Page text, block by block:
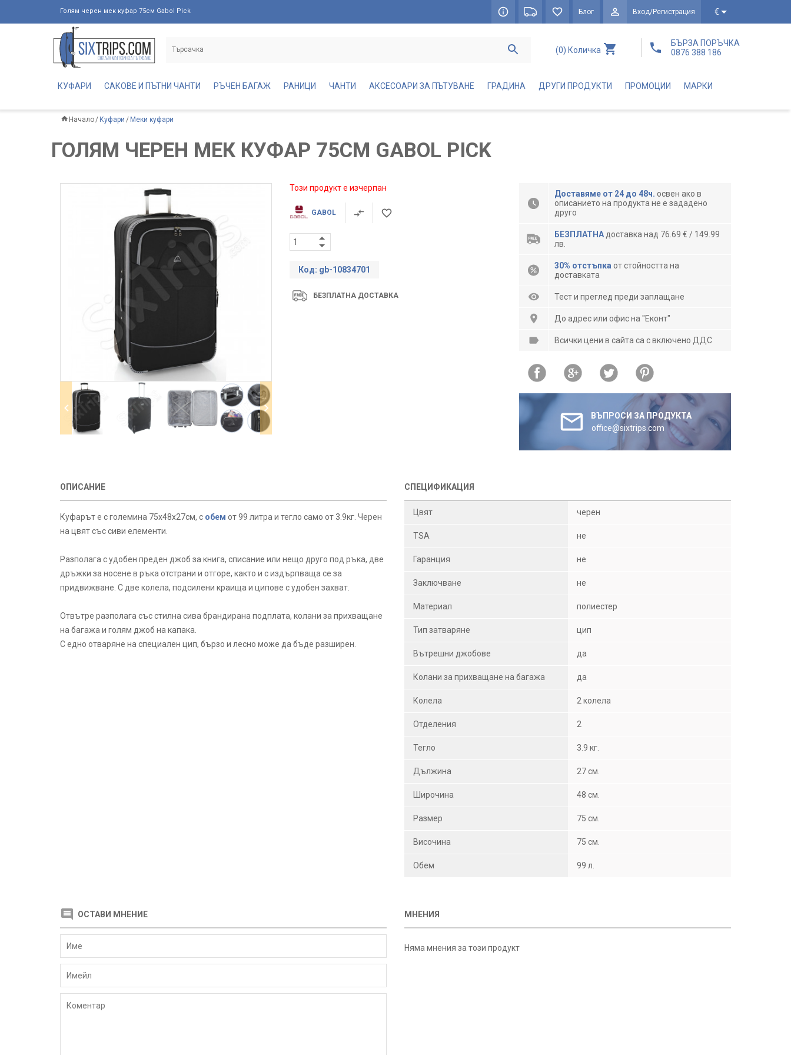
Голям черен мек куфар 75см Gabol Pick Блог Вход/Регистрация €
(0) Количка
БЪРЗА ПОРЪЧКА
0876 388 186
КУФАРИ САКОВЕ И ПЪТНИ ЧАНТИ РЪЧЕН БАГАЖ РАНИЦИ ЧАНТИ АКСЕСОАРИ ЗА ПЪТУВАНЕ ГРАДИНА ДРУГИ ПРОДУКТИ ПРОМОЦИИ МАРКИ
Начало Куфари Меки куфари
ГОЛЯМ ЧЕРЕН МЕК КУФАР 75СМ GABOL PICK
Този продукт е изчерпан
GABOL
Код: gb-10834701
БЕЗПЛАТНА ДОСТАВКА
Доставяме от 24 до 48ч. освен ако в
описанието на продукта не е зададено
друго
БЕЗПЛАТНА доставка над 76.69 € / 149.99
лв.
30% отстъпка от стойността на
доставката
Тест и преглед преди заплащане
До адрес или офис на "Еконт"
Всички цени в сайта са с включено ДДС
ВЪПРОСИ ЗА ПРОДУКТА
office@sixtrips.com
ОПИСАНИЕ
Куфарът е с големина 75х48х27см, с обем от 99 литра и тегло само от 3.9кг. Черен
на цвят със сиви елементи.
Разполага с удобен преден джоб за книга, списание или нещо друго под ръка, две
дръжки за носене в ръка отстрани и отгоре, както и с издърпваща се за
придвижване. С две колела, подсилени краища и ципове с удобен захват.
Отвътре разполага със стилна сива брандирана подплата, колани за прихващане
на багажа и голям джоб на капака.
С едно отваряне на специален цип, бързо и лесно може да бъде разширен.
СПЕЦИФИКАЦИЯ
Цвят черен
TSA не
Гаранция не
Заключване не
Материал полиестер
Тип затваряне цип
Вътрешни джобове да
Колани за прихващане на багажа да
Колела 2 колела
Отделения 2
Тегло 3.9 кг.
Дължина 27 см.
Широчина 48 см.
Размер 75 см.
Височина 75 см.
Обем 99 л.
ОСТАВИ МНЕНИЕ МНЕНИЯ
Няма мнения за този продукт